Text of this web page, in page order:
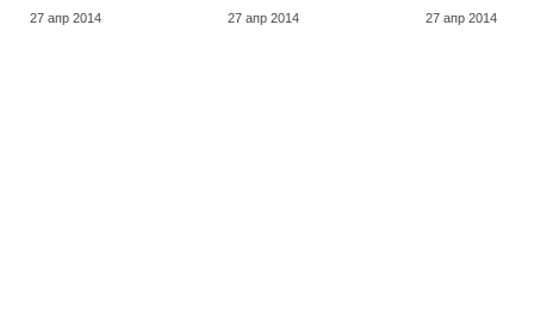
27 апр 2014 27 апр 2014 27 апр 2014